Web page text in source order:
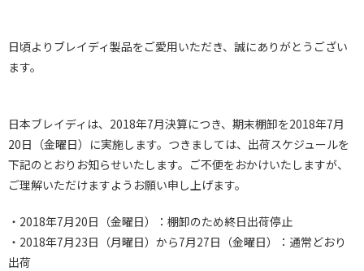
日頃よりブレイディ製品をご愛用いただき、誠にありがとうござい
ます。
日本ブレイディは、2018年7月決算につき、期末棚卸を2018年7月
20日（金曜日）に実施します。つきましては、出荷スケジュールを
下記のとおりお知らせいたします。ご不便をおかけいたしますが、
ご理解いただけますようお願い申し上げます。
・2018年7月20日（金曜日）：棚卸のため終日出荷停止
・2018年7月23日（月曜日）から7月27日（金曜日）：通常どおり
出荷